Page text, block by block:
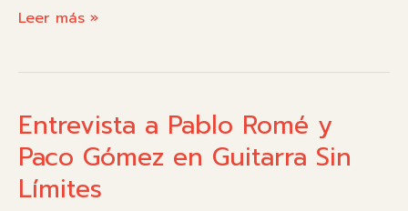
Comparación
psicología
y
redes
sociales
Leer más »
Entrevista a Pablo Romé y
Paco Gómez en Guitarra Sin
Límites